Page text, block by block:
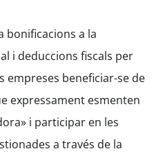
bonificacions a la
i deduccions fiscals per
empreses beneficiar-se de
expressament esmenten
i participar en les
a través de la